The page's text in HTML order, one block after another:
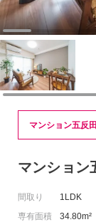
マンション五反
マンショ
間取り
1LDK
専有面積
34.80m²